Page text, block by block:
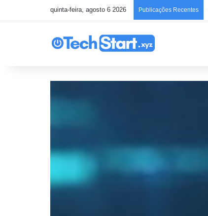
quinta-feira, agosto 6 2026 Publicações Recentes